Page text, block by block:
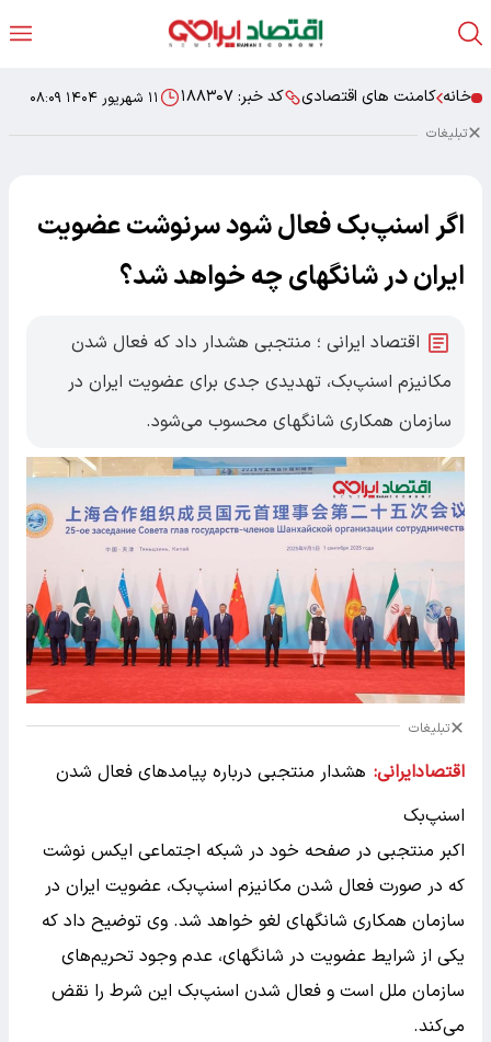
خانه کامنت های اقتصادی کد خبر: ۱۸۸۳۰۷ ۱۱ شهریور ۱۴۰۴ ۰۸:۰۹
تبلیغات
اگر اسنپ‌بک فعال شود سرنوشت عضویت
ایران در شانگهای چه خواهد شد؟
اقتصاد ایرانی ؛ منتجبی هشدار داد که فعال شدن
مکانیزم اسنپ‌بک، تهدیدی جدی برای عضویت ایران در
سازمان همکاری شانگهای محسوب می‌شود.
تبلیغات
اقتصادایرانی: هشدار منتجبی درباره پیامدهای فعال شدن
اسنپ‌بک
اکبر منتجبی در صفحه خود در شبکه اجتماعی ایکس نوشت
که در صورت فعال شدن مکانیزم اسنپ‌بک، عضویت ایران در
سازمان همکاری شانگهای لغو خواهد شد. وی توضیح داد که
یکی از شرایط عضویت در شانگهای، عدم وجود تحریم‌های
سازمان ملل است و فعال شدن اسنپ‌بک این شرط را نقض
می‌کند.